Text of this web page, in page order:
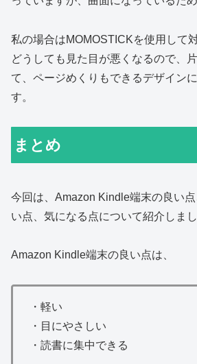
私の場合はMOMOSTICKを使用して
どうしても見た目が悪くなるので、
て、ページめくりもできるデザイン
す。
まとめ
今回は、Amazon Kindle端末の良い
い点、気になる点について紹介しまし
Amazon Kindle端末の良い点は、
・軽い
・目にやさしい
・読書に集中できる